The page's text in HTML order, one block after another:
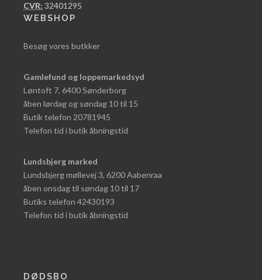
CVR: 32401295
WEBSHOP
Besøg vores butkker
Gamlefund og loppemarkedsyd
Løntoft 7, 6400 Sønderborg
åben lørdag og søndag 10 til 15
Butik telefon 20781945
Telefon tid i butik åbningstid
Lundsbjerg marked
Lundsbjerg møllevej 3, 6200 Aabenraa
åben onsdag til søndag 10 til 17
Butiks telefon 42430193
Telefon tid i butik åbningstid
DØDSBO